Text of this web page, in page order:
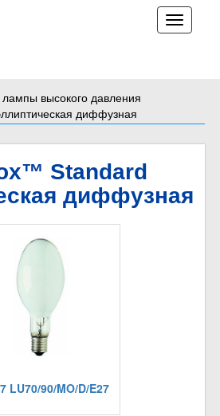
высокого давления
диффузная
Standard
диффузная
LU70/90/MO/D/E27